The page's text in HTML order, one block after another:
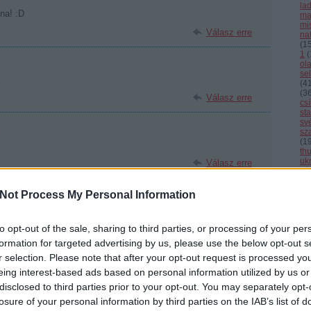
Process My Personal Information
opt-out of the sale, sharing to third parties, or processing of your
for targeted advertising by us, please use the below opt-out
selection. Please note that after your opt-out request is processed
interest-based ads based on personal information utilized by us
to third parties prior to your opt-out. You may separately
of your personal information by third parties on the IAB’s list of
(
1 (
(41
(
(
:D
Válasz erre
Válasz erre
Válasz erre
Borsodból 2009.12.02. 19:53:55
az égnek, hogy nincs nagyobb baja. Remélem az asszony
persze:D:D
Válasz erre
hulberbetti 2009.12.02. 20:02:13
:-)